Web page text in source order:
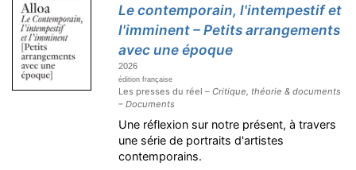
Le contemporain, l'intempestif et
l'imminent – Petits arrangements
avec une époque
2026
édition française
Les presses du réel –Critique, théorie & documents
– Documents
Une réflexion sur notre présent, à travers
une série de portraits d'artistes
contemporains.